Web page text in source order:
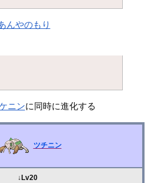
んやのもり
ニンに同時に進化する
ツチニン
↓Lv20